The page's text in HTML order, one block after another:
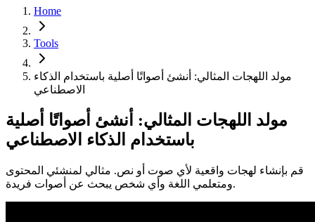
Home
Tools
مولد اللهجات المثالي: أنشئ أصواتًا أصلية باستخدام الذكاء
الاصطناعي
مولد اللهجات المثالي: أنشئ أصواتًا أصلية
باستخدام الذكاء الاصطناعي
قم بإنشاء لهجات واقعية لأي صوت أو نص. مثالي لمنشئي المحتوى
ومتعلمي اللغة وأي شخص يبحث عن أصوات فريدة.